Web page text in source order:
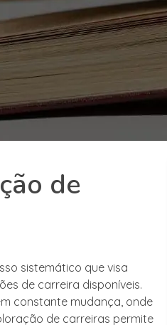
de
sistemático que visa
de carreira disponíveis.
constante mudança, onde
de carreiras permite